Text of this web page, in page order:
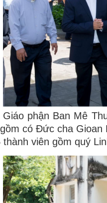
Giáo phận Ban Mê
có Đức cha Gioan
thành viên gồm quý